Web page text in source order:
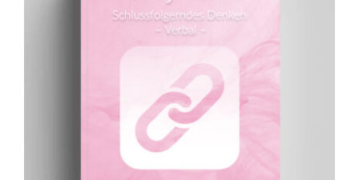
Übungsbuch: Schlussfolgerndes
Denken verbal